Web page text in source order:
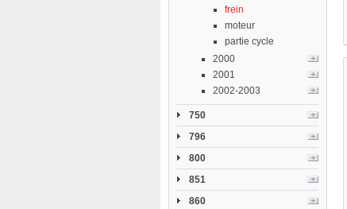
frein
moteur
partie cycle
2000
2001
2002-2003
750
796
800
851
860